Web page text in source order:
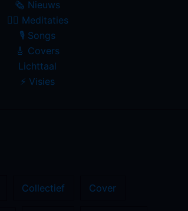
🗞️ Nieuws
🧘‍♀️ Meditaties
🎙 Songs
🎸 Covers
Lichttaal
⚡️ Visies
Collectief Cover